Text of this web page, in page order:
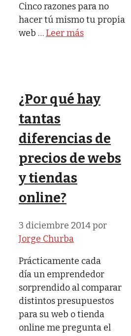
Cinco razones para no
hacer tú mismo tu propia
web … Leer más
¿Por qué hay
tantas
diferencias de
precios de webs
y tiendas
online?
3 diciembre 2014por
Jorge Churba
Prácticamente cada
día un emprendedor
sorprendido al comparar
distintos presupuestos
para su web o tienda
online me pregunta el